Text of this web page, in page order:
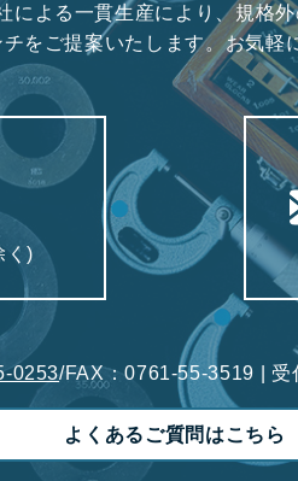
による一貫生産により、規格
をご提案いたします。お気軽
く)
0253/FAX：0761-55-3519 | 受
よくあるご質問はこちら